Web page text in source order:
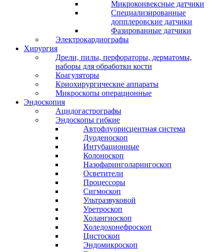
Микроконвексные датчики
Специализированные
допплеровские датчики
Фазированные датчики
Электрокардиографы
Хирургия
Дрели, пилы, перфораторы, дерматомы,
наборы для обработки кости
Коагуляторы
Криохирургические аппараты
Микроскопы операционные
Эндоскопия
Ацидогастрографы
Эндоскопы гибкие
Автофлуорисцентная система
Дуоденоскоп
Интубационные
Колоноскоп
Назофаринголарингоскоп
Осветители
Процессоры
Сигмоскоп
Ультразвуковой
Уретроскоп
Холангиоскоп
Холедохонефроскоп
Цистоскоп
Эндомикроскоп